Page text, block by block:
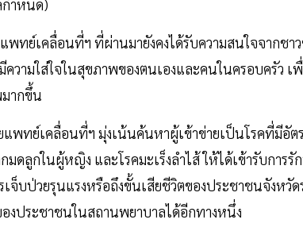
กำหนด)
พทย์เคลื่อนที่ฯ ที่ผ่านมายังคงได้รับความสนใจจากช
วามใส่ใจในสุขภาพของตนเองและคนในครอบครัว
ากขึ้น
แพทย์เคลื่อนที่ฯ มุ่งเน้นค้นหาผู้เข้าข่ายเป็นโรคที่มีอัต
มดลูกในผู้หญิง และโรคมะเร็งลำไส้ ให้ได้เข้ารับกา
จ็บป่วยรุนแรงหรือถึงขั้นเสียชีวิตของประชาชนจังหวัดร
งประชาชนในสถานพยาบาลได้อีกทางหนึ่ง